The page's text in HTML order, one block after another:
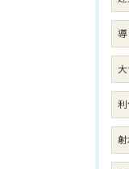
導
大
利